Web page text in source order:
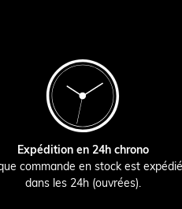
Expédition en 24h chrono
commande en stock est
dans les 24h (ouvrées).